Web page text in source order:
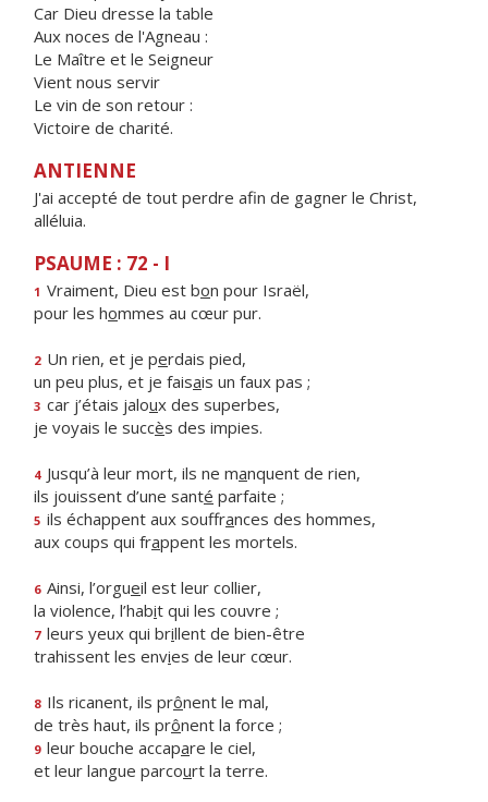
Car Dieu dresse la table
Aux noces de l'Agneau :
Le Maître et le Seigneur
Vient nous servir
Le vin de son retour :
Victoire de charité.
ANTIENNE
J'ai accepté de tout perdre afin de gagner le Christ,
alléluia.
PSAUME : 72 - I
1 Vraiment, Dieu est bon pour Israël,
pour les hommes au cœur pur.
2 Un rien, et je perdais pied,
un peu plus, et je faisais un faux pas ;
3 car j’étais jaloux des superbes,
je voyais le succès des impies.
4 Jusqu’à leur mort, ils ne manquent de rien,
ils jouissent d’une santé parfaite ;
5 ils échappent aux souffrances des hommes,
aux coups qui frappent les mortels.
6 Ainsi, l’orgueil est leur collier,
la violence, l’habit qui les couvre ;
7 leurs yeux qui brillent de bien-être
trahissent les envies de leur cœur.
8 Ils ricanent, ils prônent le mal,
de très haut, ils prônent la force ;
9 leur bouche accapare le ciel,
et leur langue parcourt la terre.